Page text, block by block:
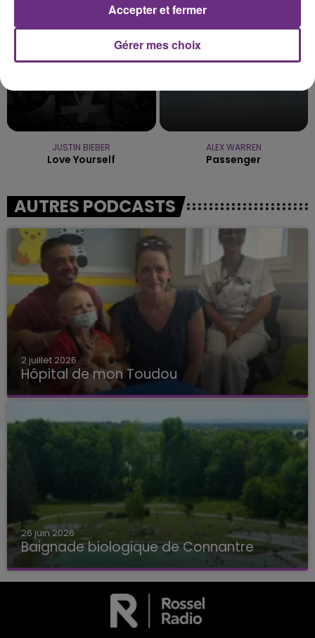
JUSTIN BIEBER
Love Yourself
ALEX WARREN
Passenger
AUTRES PODCASTS
2 juillet 2026
Hôpital de mon Toudou
Hôpital de mon Toudou
26 juin 2026
Baignade biologique de Connantre
Baignade biologique de Connantre
Gérer mes choix
Accepter et fermer